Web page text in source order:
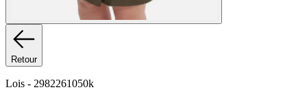
Retour
Lois - 2982261050k